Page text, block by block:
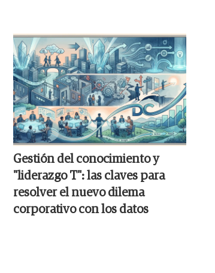
Gestión del conocimiento y
"liderazgo T": las claves para
resolver el nuevo dilema
corporativo con los datos